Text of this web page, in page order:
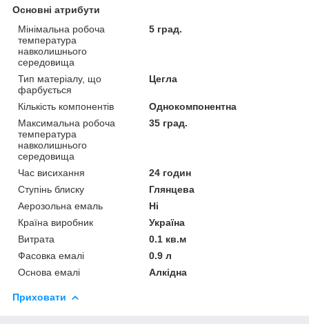
Основні атрибути
Мінімальна робоча
температура
навколишнього
середовища
5 град.
Тип матеріалу, що
фарбується
Цегла
Кількість компонентів
Однокомпонентна
Максимальна робоча
температура
навколишнього
середовища
35 град.
Час висихання
24 годин
Ступінь блиску
Глянцева
Аерозольна емаль
Ні
Країна виробник
Україна
Витрата
0.1 кв.м
Фасовка емалі
0.9 л
Основа емалі
Алкідна
Приховати